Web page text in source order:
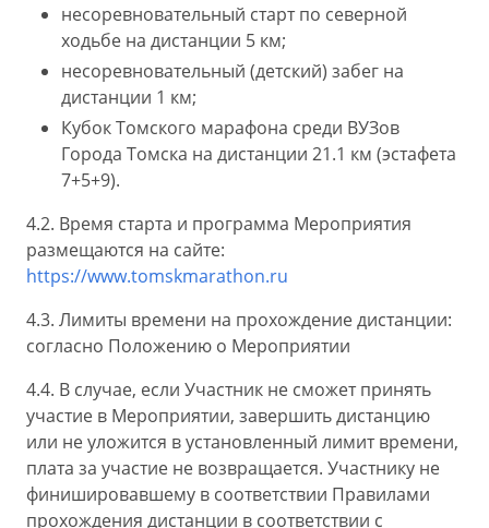
несоревновательный старт по северной
ходьбе на дистанции 5 км;
несоревновательный (детский) забег на
дистанции 1 км;
Кубок Томского марафона среди ВУЗов
Города Томска на дистанции 21.1 км (эстафета
7+5+9).
4.2. Время старта и программа Мероприятия
размещаются на сайте:
https://www.tomskmarathon.ru
4.3. Лимиты времени на прохождение дистанции:
согласно Положению о Мероприятии
4.4. В случае, если Участник не сможет принять
участие в Мероприятии, завершить дистанцию
или не уложится в установленный лимит времени,
плата за участие не возвращается. Участнику не
финишировавшему в соответствии Правилами
прохождения дистанции в соответствии с